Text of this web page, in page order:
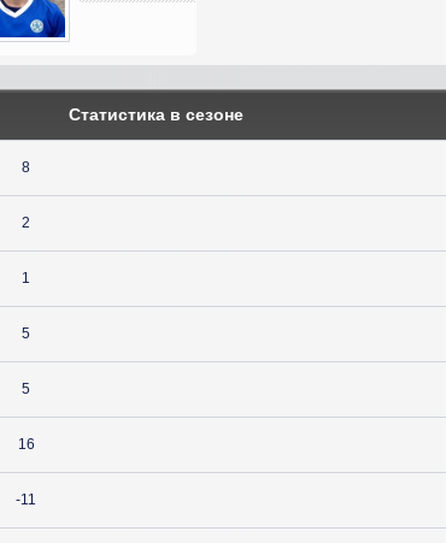
Статистика в сезоне
8
2
1
5
5
16
-11